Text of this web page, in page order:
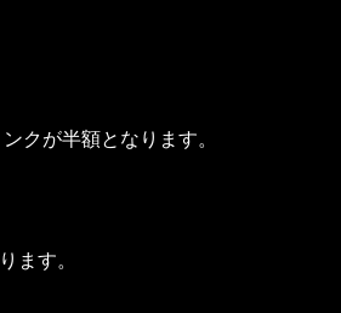
クが半額となります。
ます。